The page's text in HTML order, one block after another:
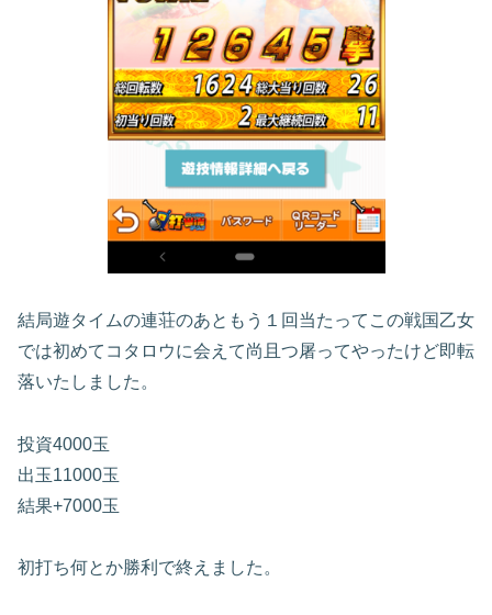
結局遊タイムの連荘のあともう１回当たってこの戦国乙女
では初めてコタロウに会えて尚且つ屠ってやったけど即転
落いたしました。
投資4000玉
出玉11000玉
結果+7000玉
初打ち何とか勝利で終えました。